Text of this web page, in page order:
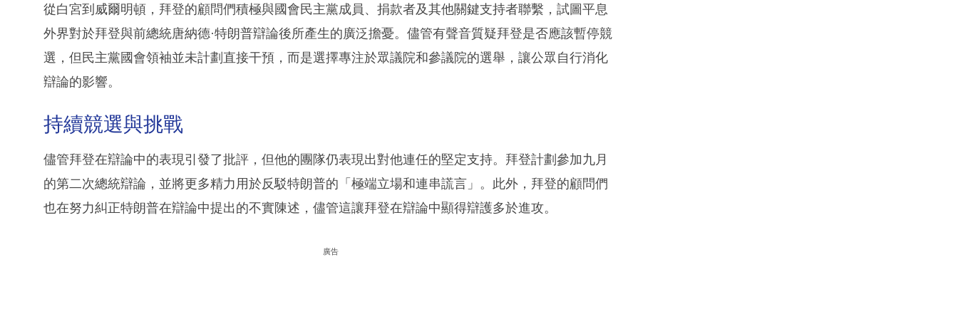
從白宮到威爾明頓，拜登的顧問們積極與國會民主黨成員、捐款者及其他關鍵支持者聯繫，試圖平息
外界對於拜登與前總統唐納德·特朗普辯論後所產生的廣泛擔憂。儘管有聲音質疑拜登是否應該暫停競
選，但民主黨國會領袖並未計劃直接干預，而是選擇專注於眾議院和參議院的選舉，讓公眾自行消化
辯論的影響。
持續競選與挑戰
儘管拜登在辯論中的表現引發了批評，但他的團隊仍表現出對他連任的堅定支持。拜登計劃參加九月
的第二次總統辯論，並將更多精力用於反駁特朗普的「極端立場和連串謊言」。此外，拜登的顧問們
也在努力糾正特朗普在辯論中提出的不實陳述，儘管這讓拜登在辯論中顯得辯護多於進攻。
廣告